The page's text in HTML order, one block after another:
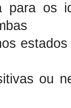
para os
ou